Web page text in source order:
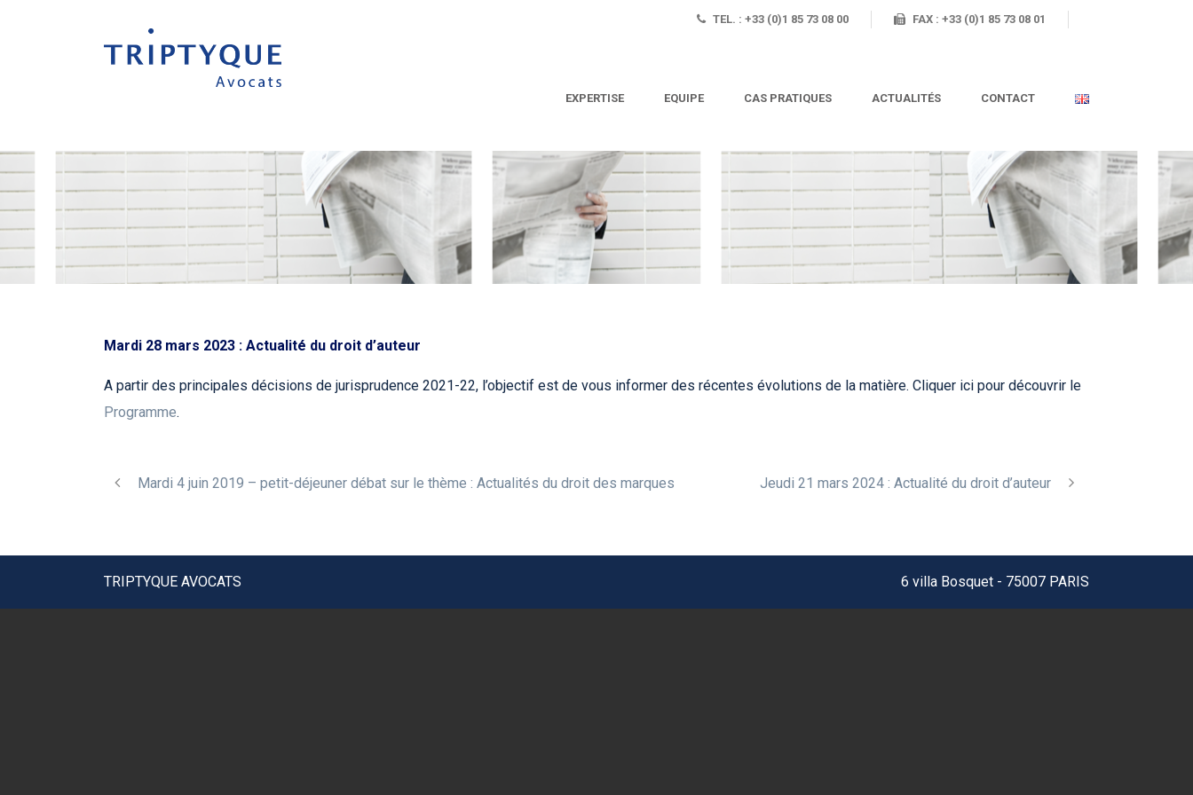
TEL. : +33 (0)1 85 73 08 00 FAX : +33 (0)1 85 73 08 01
EXPERTISE EQUIPE CAS PRATIQUES ACTUALITÉS CONTACT
Mardi 28 mars 2023 : Actualité du droit d’auteur
A partir des principales décisions de jurisprudence 2021-22, l’objectif est de vous informer des récentes évolutions de la matière. Cliquer ici pour découvrir le
Programme.
Mardi 4 juin 2019 – petit-déjeuner débat sur le thème : Actualités du droit des marques Jeudi 21 mars 2024 : Actualité du droit d’auteur
TRIPTYQUE AVOCATS 6 villa Bosquet - 75007 PARIS